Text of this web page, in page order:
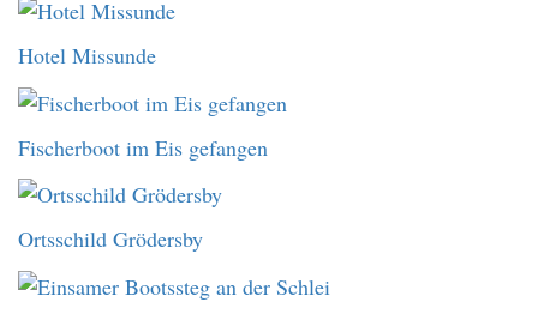
Hotel Missunde
Fischerboot im Eis gefangen
Ortsschild Grödersby